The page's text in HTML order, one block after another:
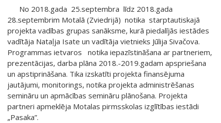
No 2018.gada 25.septembra līdz 2018.gada
28.septembrim Motalā (Zviedrijā) notika starptautiskajā
projekta vadības grupas sanāksme, kurā piedalījās iestādes
vadītāja Nataļja Isate un vadītāja vietnieks Jūlija Sivačova.
Programmas ietvaros notika iepazīstināšana ar partneriem,
prezentācijas, darba plāna 2018.-2019.gadam apspriešana
un apstiprināšana. Tika izskatīti projekta finansējuma
jautājumi, monitorings, notika projekta administrēšanas
semināru un apmācības semināru plānošana. Projekta
partneri apmeklēja Motalas pirmsskolas izglītības iestādi
„Pasaka”.